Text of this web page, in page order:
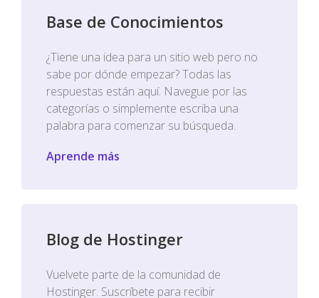
Base de Conocimientos
¿Tiene una idea para un sitio web pero no
sabe por dónde empezar? Todas las
respuestas están aquí. Navegue por las
categorías o simplemente escriba una
palabra para comenzar su búsqueda.
Aprende más
Blog de Hostinger
Vuelvete parte de la comunidad de
Hostinger. Suscríbete para recibir